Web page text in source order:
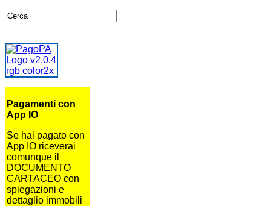
Pagamenti con
App IO
Se hai pagato con
App IO riceverai
comunque il
DOCUMENTO
CARTACEO con
spiegazioni e
dettaglio immobili